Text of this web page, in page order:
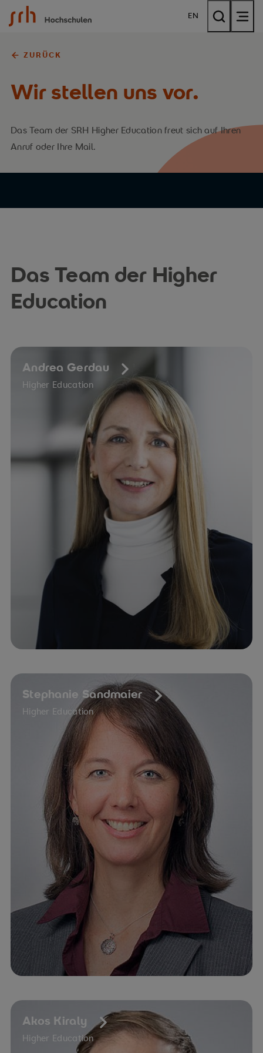
SRH Hochschulen EN
ZURÜCK
Wir stellen uns vor.
Das Team der SRH Higher Education freut sich auf Ihren
Anruf oder Ihre Mail.
Das Team der Higher
Education
Andrea Gerdau
Higher Education
Stephanie Sandmaier
Higher Education
Akos Kiraly
Higher Education